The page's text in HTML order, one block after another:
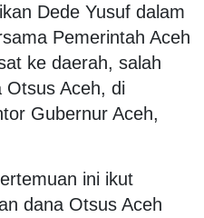
Dede Yusuf dalam
Pemerintah Aceh
ke daerah, salah
Otsus Aceh, di
Gubernur Aceh,
ini ikut
dana Otsus Aceh